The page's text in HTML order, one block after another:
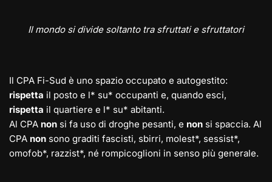
Il mondo si divide soltanto tra sfruttati e sfruttatori
Il CPA Fi-Sud è uno spazio occupato e autogestito:
rispetta il posto e l* su* occupanti e, quando esci,
rispetta il quartiere e l* su* abitanti.
Al CPA non si fa uso di droghe pesanti, e non si spaccia. Al
CPA non sono graditi fascisti, sbirri, molest*, sessist*,
omofob*, razzist*, né rompicoglioni in senso più generale.